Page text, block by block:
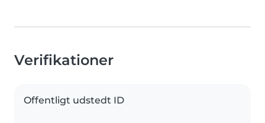
Verifikationer
Offentligt udstedt ID